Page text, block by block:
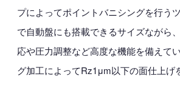
プによってポイントバニシングを行う
で自動盤にも搭載できるサイズながら
応や圧力調整など高度な機能を備えて
グ加工によってRz1μm以下の面仕上げ